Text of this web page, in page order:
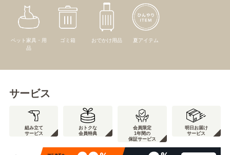
ペット家具・用
品
ゴミ箱 おでかけ用品 夏アイテム
サービス
組み立て
サービス
おトクな
会員特典
会員限定
1年間の
保証サービス
明日お届け
サービス